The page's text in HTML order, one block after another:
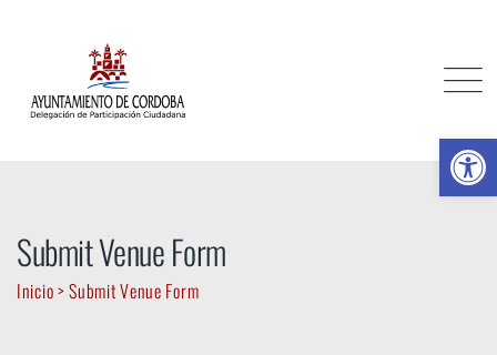
Submit Venue Form
Inicio>Submit Venue Form